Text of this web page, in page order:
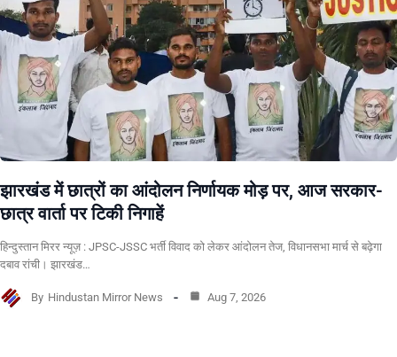
झारखंड में छात्रों का आंदोलन निर्णायक मोड़ पर, आज सरकार-
छात्र वार्ता पर टिकी निगाहें
हिन्दुस्तान मिरर न्यूज़ : JPSC-JSSC भर्ती विवाद को लेकर आंदोलन तेज, विधानसभा मार्च से बढ़ेगा
दबाव रांची। झारखंड…
By Hindustan Mirror News Aug 7, 2026